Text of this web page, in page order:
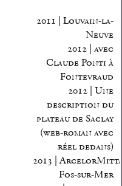
2011 | Louvain-la-
Neuve
2012 | avec
Claude Ponti à
Fontevraud
2012 | Une
description du
plateau de Saclay
(web-roman avec
réel dedans)
2013 | ArcelorMittal
Fos-sur-Mer